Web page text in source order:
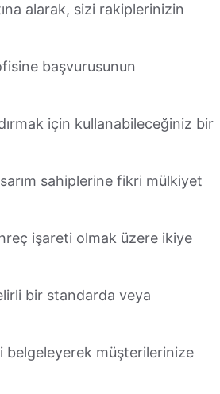
alarak, sizi rakiplerinizin
başvurusunun
için kullanabileceğiniz bir
sahiplerine fikri mülkiyet
işareti olmak üzere ikiye
bir standarda veya
müşterilerinize